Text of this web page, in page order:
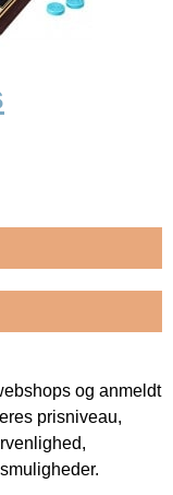
og anmeldt
prisniveau,